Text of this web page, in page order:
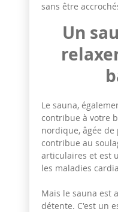
sans être
Un
Le sauna,
contribue à votre
nordique, âgée de
contribue au
articulaires et est
les maladies
Mais le sauna est
détente. C'est un